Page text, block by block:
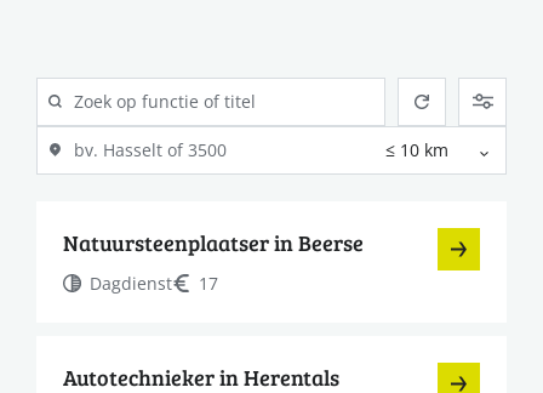
Natuursteenplaatser in Beerse
Dagdienst 17
Autotechnieker in Herentals